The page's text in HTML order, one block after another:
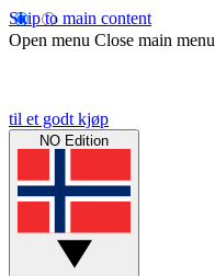
Skip to main content
Open menu Close main menu
til et godt kjøp
NO Edition